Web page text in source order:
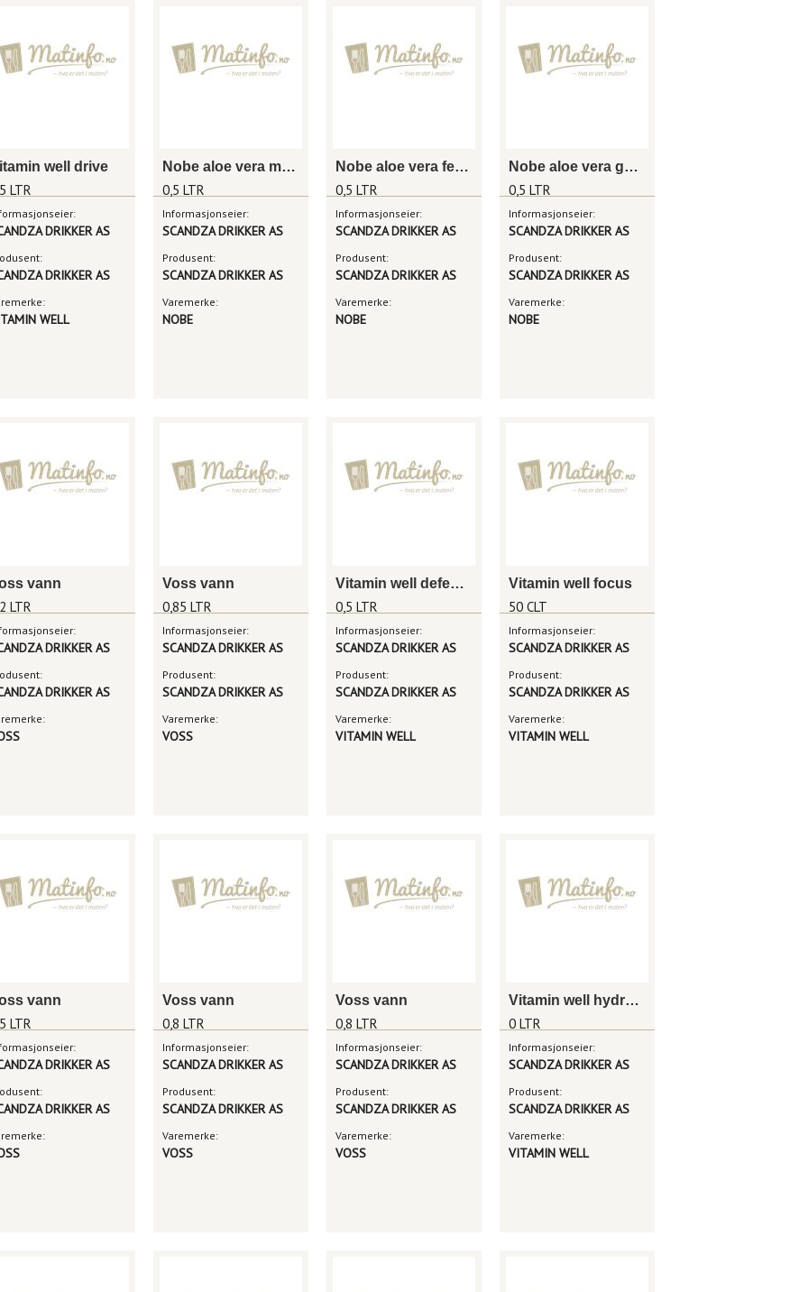
well drive
LTR
DRIKKER AS
DRIKKER AS
WELL
Nobe aloe vera mango
0,5 LTR
Informasjonseier:
SCANDZA DRIKKER AS
Produsent:
SCANDZA DRIKKER AS
Varemerke:
NOBE
Nobe aloe vera fersken
0,5 LTR
Informasjonseier:
SCANDZA DRIKKER AS
Produsent:
SCANDZA DRIKKER AS
Varemerke:
NOBE
Nobe aloe vera golden kiwi
0,5 LTR
Informasjonseier:
SCANDZA DRIKKER AS
Produsent:
SCANDZA DRIKKER AS
Varemerke:
NOBE
vann
LTR
DRIKKER AS
DRIKKER AS
Voss vann
0,85 LTR
Informasjonseier:
SCANDZA DRIKKER AS
Produsent:
SCANDZA DRIKKER AS
Varemerke:
VOSS
Vitamin well defence
0,5 LTR
Informasjonseier:
SCANDZA DRIKKER AS
Produsent:
SCANDZA DRIKKER AS
Varemerke:
VITAMIN WELL
Vitamin well focus
50 CLT
Informasjonseier:
SCANDZA DRIKKER AS
Produsent:
SCANDZA DRIKKER AS
Varemerke:
VITAMIN WELL
vann
LTR
DRIKKER AS
DRIKKER AS
Voss vann
0,8 LTR
Informasjonseier:
SCANDZA DRIKKER AS
Produsent:
SCANDZA DRIKKER AS
Varemerke:
VOSS
Voss vann
0,8 LTR
Informasjonseier:
SCANDZA DRIKKER AS
Produsent:
SCANDZA DRIKKER AS
Varemerke:
VOSS
Vitamin well hydrate rabarbra
0 LTR
Informasjonseier:
SCANDZA DRIKKER AS
Produsent:
SCANDZA DRIKKER AS
Varemerke:
VITAMIN WELL